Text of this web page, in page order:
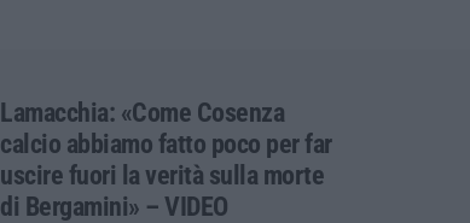
Lamacchia: «Come Cosenza
calcio abbiamo fatto poco per far
uscire fuori la verità sulla morte
di Bergamini» – VIDEO